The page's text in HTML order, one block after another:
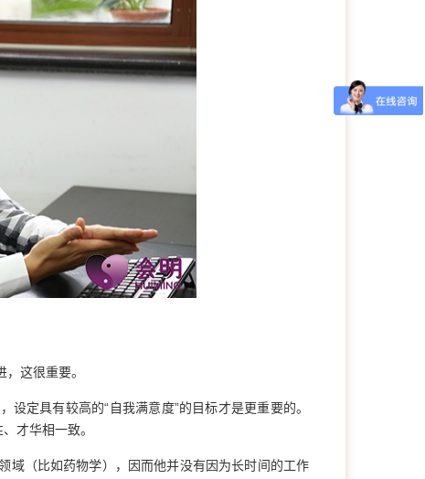
这很重要。
定具有较高的“自我满意度”的目标才是更重要的。
才华相一致。
域（比如药物学），因而他并没有因为长时间的工作